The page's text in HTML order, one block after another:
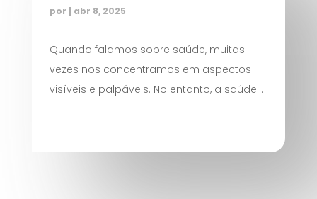
por | abr 8, 2025
Quando falamos sobre saúde, muitas
vezes nos concentramos em aspectos
visíveis e palpáveis. No entanto, a saúde...